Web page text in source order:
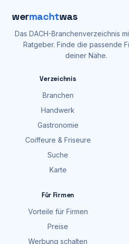
wermachtwas
Das DACH-Branchenverzeichnis
Ratgeber. Finde die passende
deiner Nähe.
Verzeichnis
Branchen
Handwerk
Gastronomie
Coiffeure & Friseure
Suche
Karte
Für Firmen
Vorteile für Firmen
Preise
Werbung schalten